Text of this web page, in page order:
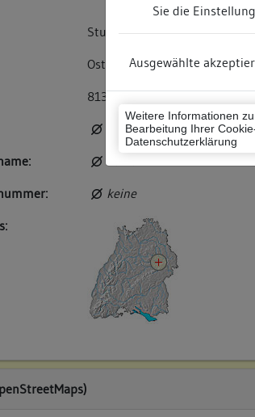
Sie die
Ausgewählte
Weitere Informationen
Bearbeitung Ihrer
Datenschutzerklärung
Stuttgart
Ostalbkreis (Landkreis)
8136065056
keine
keiner
keine